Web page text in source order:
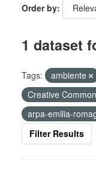
Order by
1 dataset
Tags: ambiente
Creative
arpa-emilia-
Filter Results